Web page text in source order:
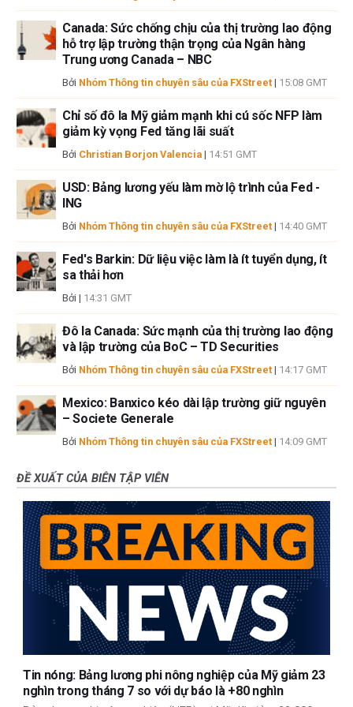
thông tin này và việc hiển thị hoặc sử dụng thông tin này. Ngoại trừ các
lỗi và thiếu sót.
Tác giả và FXStreet không phải là các cố vấn đầu tư đã đăng ký và không
có nội dung nào trong bài viết này nhằm mục đích tư vấn đầu tư.
Canada: Sức chống chịu của thị trường lao động
hỗ trợ lập trường thận trọng của Ngân hàng
Trung ương Canada – NBC
Bởi Nhóm Thông tin chuyên sâu của FXStreet | 15:08 GMT
Chỉ số đô la Mỹ giảm mạnh khi cú sốc NFP làm
giảm kỳ vọng Fed tăng lãi suất
Bởi Christian Borjon Valencia | 14:51 GMT
USD: Bảng lương yếu làm mờ lộ trình của Fed -
ING
Bởi Nhóm Thông tin chuyên sâu của FXStreet | 14:40 GMT
Fed's Barkin: Dữ liệu việc làm là ít tuyển dụng, ít
sa thải hơn
Bởi | 14:31 GMT
Đô la Canada: Sức mạnh của thị trường lao động
và lập trường của BoC – TD Securities
Bởi Nhóm Thông tin chuyên sâu của FXStreet | 14:17 GMT
Mexico: Banxico kéo dài lập trường giữ nguyên
– Societe Generale
Bởi Nhóm Thông tin chuyên sâu của FXStreet | 14:09 GMT
ĐỀ XUẤT CỦA BIÊN TẬP VIÊN
Tin nóng: Bảng lương phi nông nghiệp của Mỹ giảm 23
nghìn trong tháng 7 so với dự báo là +80 nghìn